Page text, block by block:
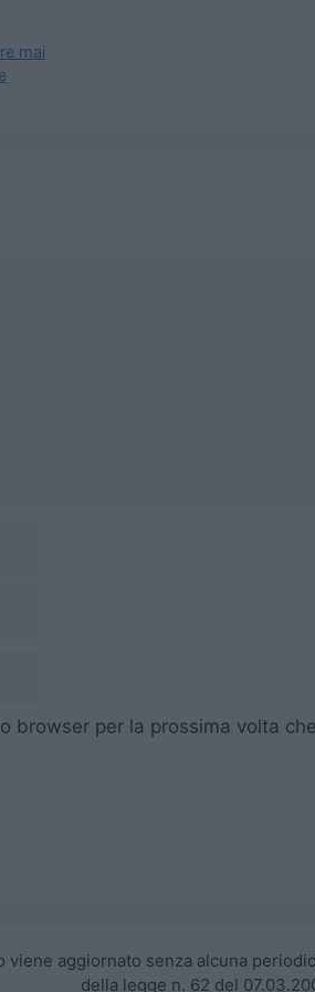
mai
browser per la prossima volta che
aggiornato senza alcuna
della legge n. 62 del